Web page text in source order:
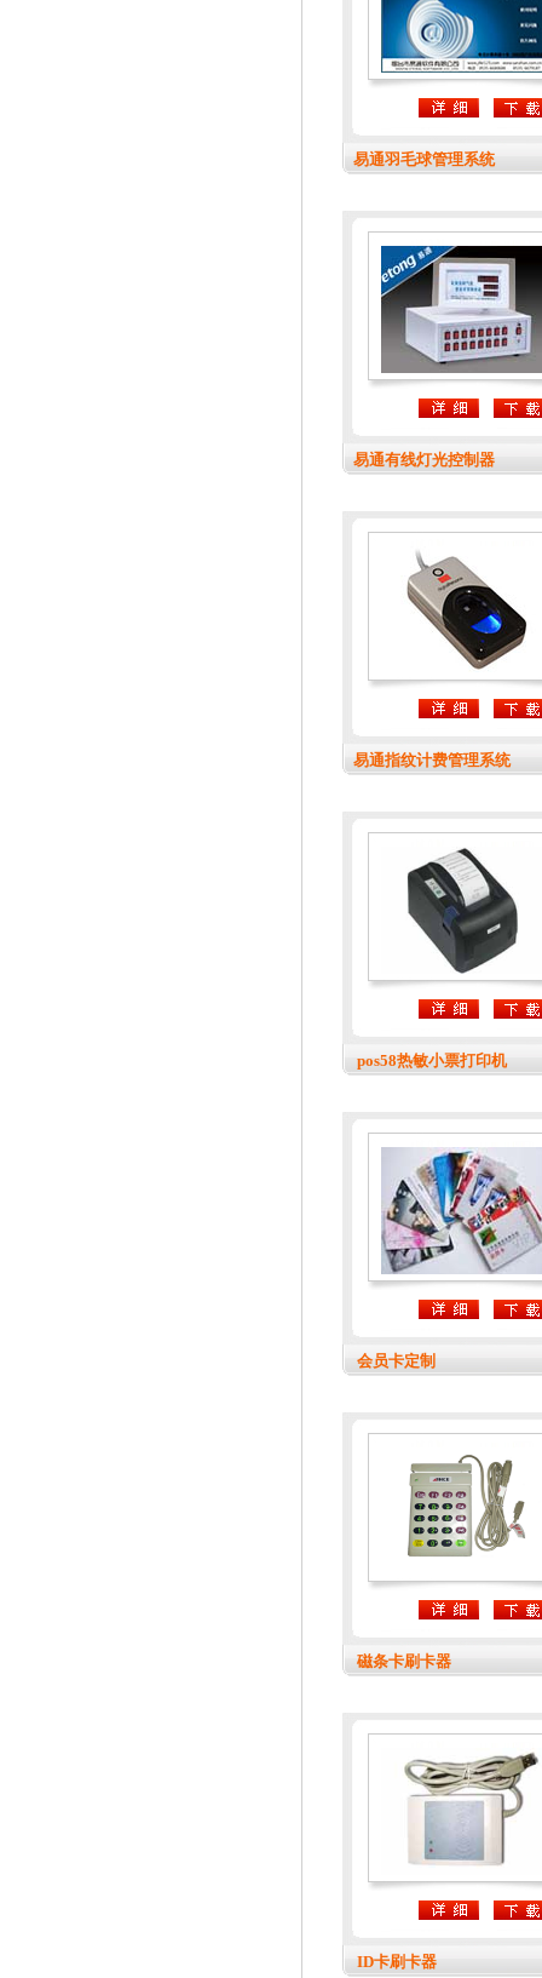
易通羽毛球管理系统
易通有线灯光控制器
易通指纹计费管理系统
pos58热敏小票打印机
会员卡定制
磁条卡刷卡器
ID卡刷卡器